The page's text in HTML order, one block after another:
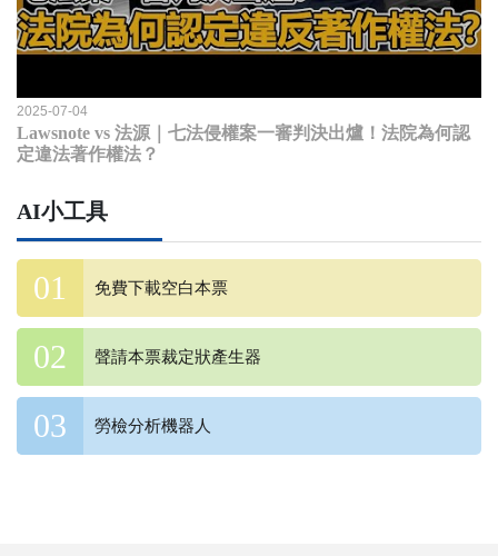
2025-07-04
Lawsnote vs 法源｜七法侵權案一審判決出爐！法院為何認
定違法著作權法？
AI小工具
免費下載空白本票
聲請本票裁定狀產生器
勞檢分析機器人